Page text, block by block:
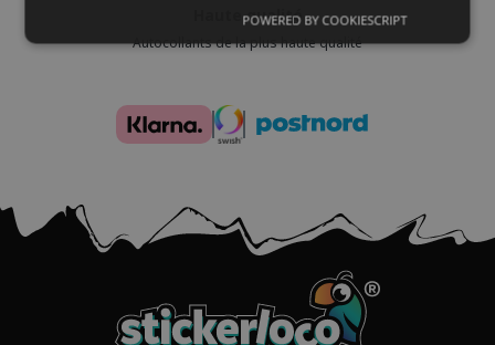
Haute qualité
Autocollants de la plus haute qualité
POWERED BY COOKIESCRIPT